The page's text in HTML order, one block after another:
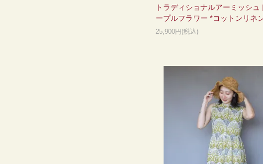
トラディショナルアーミッシ
ープルフラワー *コットンリネ
25,900円(税込)